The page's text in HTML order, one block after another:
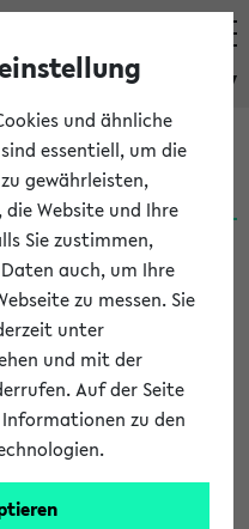
eKVV
(06.08.26)
Universität Bielefeld
und ähnliche
essentiell, um die
gewährleisten,
Website und Ihre
Sie zustimmen,
auch, um Ihre
zu messen. Sie
unter
und mit der
Auf der Seite
zu den